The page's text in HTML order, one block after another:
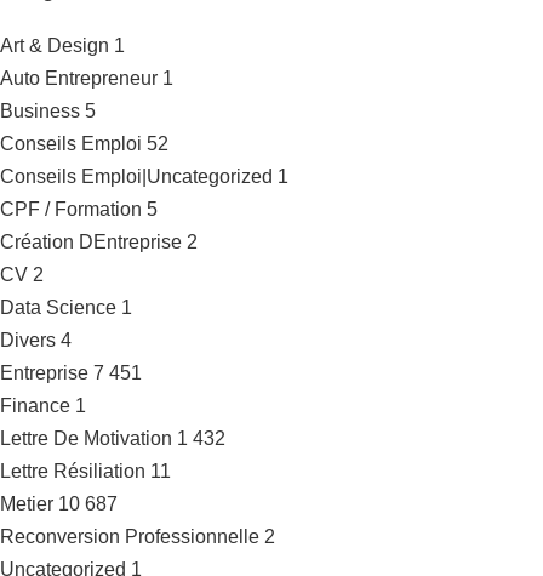
Art & Design 1
Auto Entrepreneur 1
Business 5
Conseils Emploi 52
Conseils Emploi|Uncategorized 1
CPF / Formation 5
Création DEntreprise 2
CV 2
Data Science 1
Divers 4
Entreprise 7 451
Finance 1
Lettre De Motivation 1 432
Lettre Résiliation 11
Metier 10 687
Reconversion Professionnelle 2
Uncategorized 1